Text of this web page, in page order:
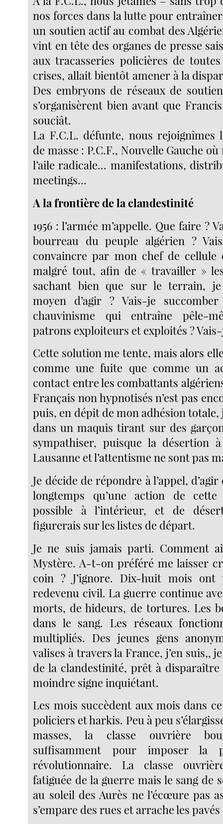
nos forces dans la lutte pour entraîner
un soutien actif au combat des
vint en tête des organes de presse
aux tracasseries policières de
crises, allait bientôt amener à la
Des embryons de réseaux de
s’organisèrent bien avant que Francis
souciât.
La F.C.L. défunte, nous rejoignîmes
de masse : P.C.F., Nouvelle Gauche
l’aile radicale... manifestations,
meetings...
A la frontière de la clandestinité
1956 : l’armée m’appelle. Que faire ?
bourreau du peuple algérien ?
convaincre par mon chef de cellule
malgré tout, afin de « travailler »
sachant bien que sur le terrain, je
moyen d’agir ? Vais-je
chauvinisme qui entraîne pêle-
patrons exploiteurs et exploités ?
Cette solution me tente, mais alors
comme une fuite que comme un
contact entre les combattants
Français non hypnotisés n’est pas
puis, en dépit de mon adhésion totale,
dans un maquis tirant sur des
sympathiser, puisque la désertion
Lausanne et l’attentisme ne sont pas
Je décide de répondre à l’appel,
longtemps qu’une action de
possible à l’intérieur, et de
figurerais sur les listes de départ.
Je ne suis jamais parti. Comment
Mystère. A-t-on préféré me laisser
coin ? J’ignore. Dix-huit mois ont
redevenu civil. La guerre continue
morts, de hideurs, de tortures. Les
dans le sang. Les réseaux
multipliés. Des jeunes gens
valises à travers la France, j’en suis,,
de la clandestinité, prêt à disparaître
moindre signe inquiétant.
Les mois succèdent aux mois dans
policiers et harkis. Peu à peu
masses, la classe ouvrière
suffisamment pour imposer la
révolutionnaire. La classe
fatiguée de la guerre mais le sang de
au soleil des Aurès ne l’écœure pas
s’empare des rues et arrache les pavés